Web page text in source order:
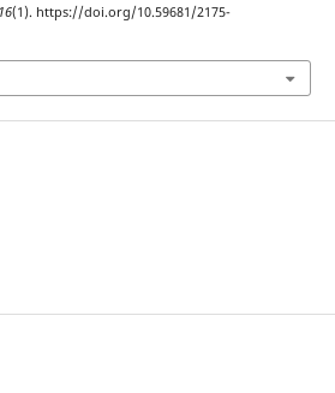
16(1). https://doi.org/10.59681/2175-